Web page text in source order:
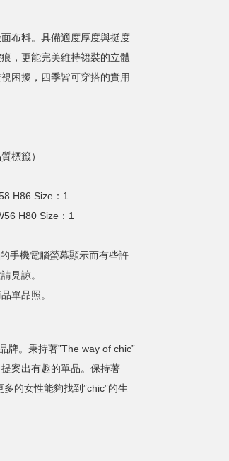
布料。具備適度厚度與挺度
，更能完美維持裙裝的立體
困擾，四季皆可穿搭的實用
標籤）
H86 Size：1
H80 Size：1
手機電腦螢幕顯示而有些許
見諒。
單品照。
牌。秉持著”The way of chic”
案出有趣的單品。保持著
的女性能夠找到”chic”的生